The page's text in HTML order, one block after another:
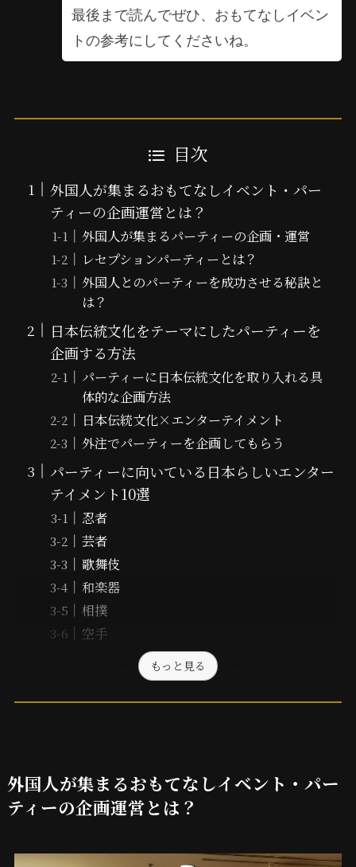
最後まで読んでぜひ、おもてなしイベン
トの参考にしてくださいね。
目次
外国人が集まるおもてなしイベント・パー
ティーの企画運営とは？
外国人が集まるパーティーの企画・運営
レセプションパーティーとは？
外国人とのパーティーを成功させる秘訣と
は？
日本伝統文化をテーマにしたパーティーを
企画する方法
パーティーに日本伝統文化を取り入れる具
体的な企画方法
日本伝統文化×エンターテイメント
外注でパーティーを企画してもらう
パーティーに向いている日本らしいエンター
テイメント10選
忍者
芸者
歌舞伎
和楽器
相撲
空手
もっと見る
外国人が集まるおもてなしイベント・パー
ティーの企画運営とは？